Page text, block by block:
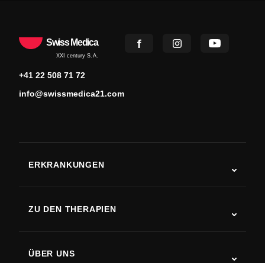
Swiss Medica
XXI century S.A.
+41 22 508 71 72
info@swissmedica21.com
ERKRANKUNGEN
Parkinson-Krankheit
ZU DEN THERAPIEN
ÜBER UNS